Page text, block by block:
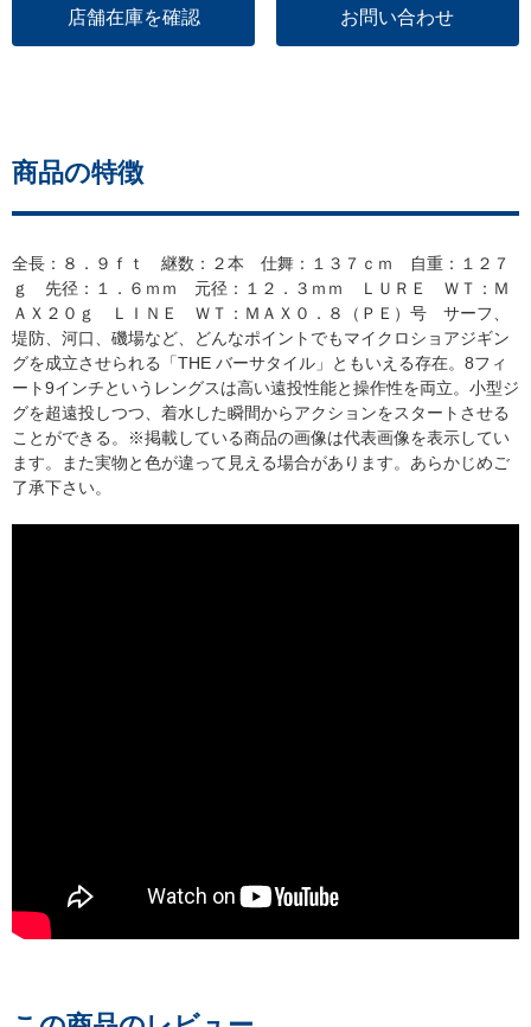
店舗在庫を確認 お問い合わせ
商品の特徴
全長：８．９ｆｔ 継数：２本 仕舞：１３７ｃｍ 自重：１２７
ｇ 先径：１．６ｍｍ 元径：１２．３ｍｍ ＬＵＲＥ ＷＴ：Ｍ
ＡＸ２０ｇ ＬＩＮＥ ＷＴ：ＭＡＸ０．８（ＰＥ）号 サーフ、
堤防、河口、磯場など、どんなポイントでもマイクロショアジギン
グを成立させられる「THE バーサタイル」ともいえる存在。8フィ
ート9インチというレングスは高い遠投性能と操作性を両立。小型ジ
グを超遠投しつつ、着水した瞬間からアクションをスタートさせる
ことができる。※掲載している商品の画像は代表画像を表示してい
ます。また実物と色が違って見える場合があります。あらかじめご
了承下さい。